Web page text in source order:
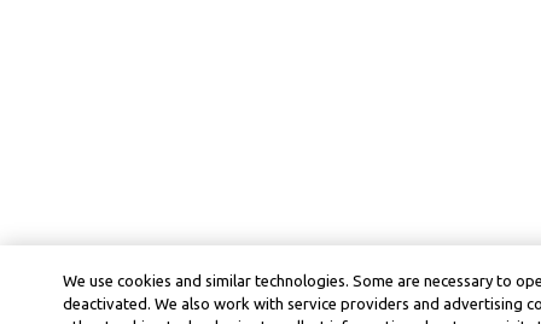
We use cookies and similar technologies. Some are necessary to
deactivated. We also work with service providers and advertising